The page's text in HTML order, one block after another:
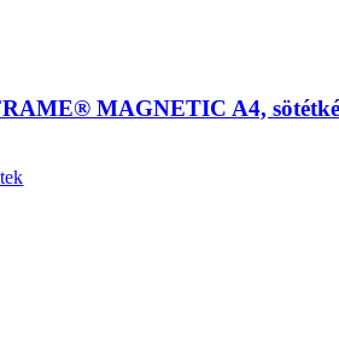
MAGNETIC A4,